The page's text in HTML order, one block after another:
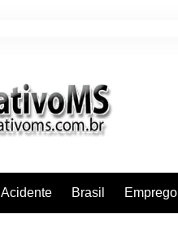
Acidente Brasil Emprego